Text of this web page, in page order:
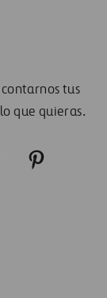
tus
que quieras.